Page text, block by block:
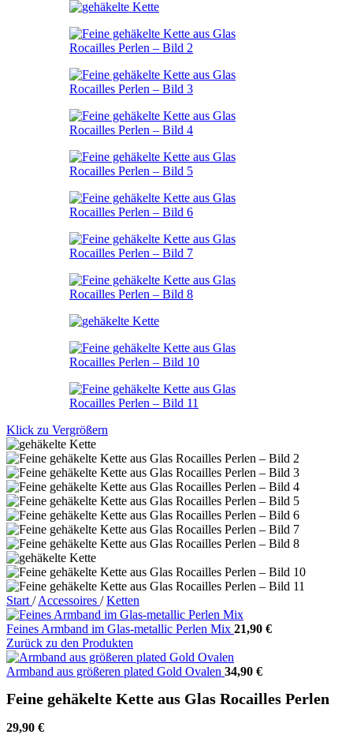
Klick zu Vergrößern
Start / Accessoires / Ketten
Feines Armband im Glas-metallic Perlen Mix 21,90 €
Zurück zu den Produkten
Armband aus größeren plated Gold Ovalen 34,90 €
Feine gehäkelte Kette aus Glas Rocailles Perlen
29,90 €